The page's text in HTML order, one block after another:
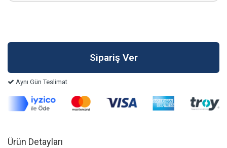
Aynı Gün Teslimat
Ürün Detayları